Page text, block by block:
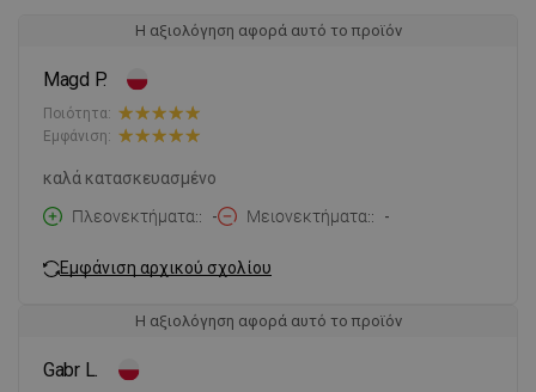
Η αξιολόγηση αφορά αυτό το προϊόν
Magd P.
Ποιότητα:
Εμφάνιση:
καλά κατασκευασμένο
Πλεονεκτήματα:
- Μειονεκτήματα: -
Εμφάνιση αρχικού σχολίου
Η αξιολόγηση αφορά αυτό το προϊόν
Gabr L.